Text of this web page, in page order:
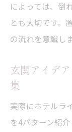
によっては、倒
とも大切です。
の流れを意識し
玄関アイデ
集
実際にホテルラ
を4パターン紹